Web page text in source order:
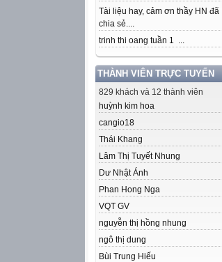
Tài liệu hay, cảm ơn thầy HN đã
chia sẻ....
trinh thi oang tuần 1 ...
THÀNH VIÊN TRỰC TUYẾN
829 khách và 12 thành viên
huỳnh kim hoa
cangio18
Thái Khang
Lâm Thị Tuyết Nhung
Dư Nhật Ánh
Phan Hong Nga
VQT GV
nguyễn thị hồng nhung
ngô thị dung
Bùi Trung Hiếu